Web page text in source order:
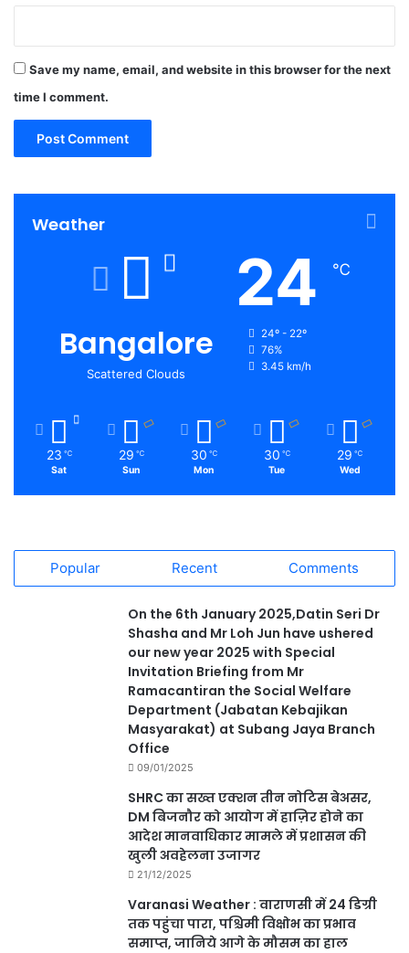
Save my name, email, and website in this browser for the next
time I comment.
Weather
Bangalore
Scattered Clouds
24 ℃
24º - 22º
76%
3.45 km/h
23 ℃
Sat
29 ℃
Sun
30 ℃
Mon
30 ℃
Tue
29 ℃
Wed
Popular Recent Comments
On the 6th January 2025,Datin Seri Dr
Shasha and Mr Loh Jun have ushered
our new year 2025 with Special
Invitation Briefing from Mr
Ramacantiran the Social Welfare
Department (Jabatan Kebajikan
Masyarakat) at Subang Jaya Branch
Office
09/01/2025
SHRC का सख्त एक्शन तीन नोटिस बेअसर,
DM बिजनौर को आयोग में हाज़िर होने का
आदेश मानवाधिकार मामले में प्रशासन की
खुली अवहेलना उजागर
21/12/2025
Varanasi Weather : वाराणसी में 24 डिग्री
तक पहुंचा पारा, पश्चिमी विक्षोभ का प्रभाव
समाप्त, जानिये आगे के मौसम का हाल